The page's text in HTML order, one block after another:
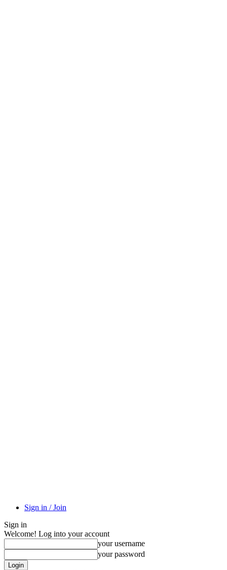
Sign in / Join
Sign in
Welcome! Log into your account
your username
your password